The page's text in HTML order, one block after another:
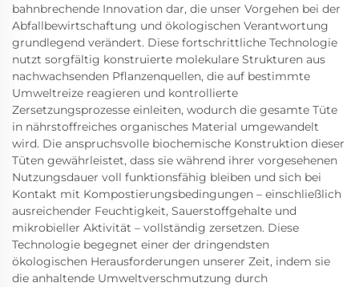
bahnbrechende Innovation dar, die unser Vorgehen bei der
Abfallbewirtschaftung und ökologischen Verantwortung
grundlegend verändert. Diese fortschrittliche Technologie
nutzt sorgfältig konstruierte molekulare Strukturen aus
nachwachsenden Pflanzenquellen, die auf bestimmte
Umweltreize reagieren und kontrollierte
Zersetzungsprozesse einleiten, wodurch die gesamte Tüte
in nährstoffreiches organisches Material umgewandelt
wird. Die anspruchsvolle biochemische Konstruktion dieser
Tüten gewährleistet, dass sie während ihrer vorgesehenen
Nutzungsdauer voll funktionsfähig bleiben und sich bei
Kontakt mit Kompostierungsbedingungen – einschließlich
ausreichender Feuchtigkeit, Sauerstoffgehalte und
mikrobieller Aktivität – vollständig zersetzen. Diese
Technologie begegnet einer der dringendsten
ökologischen Herausforderungen unserer Zeit, indem sie
die anhaltende Umweltverschmutzung durch